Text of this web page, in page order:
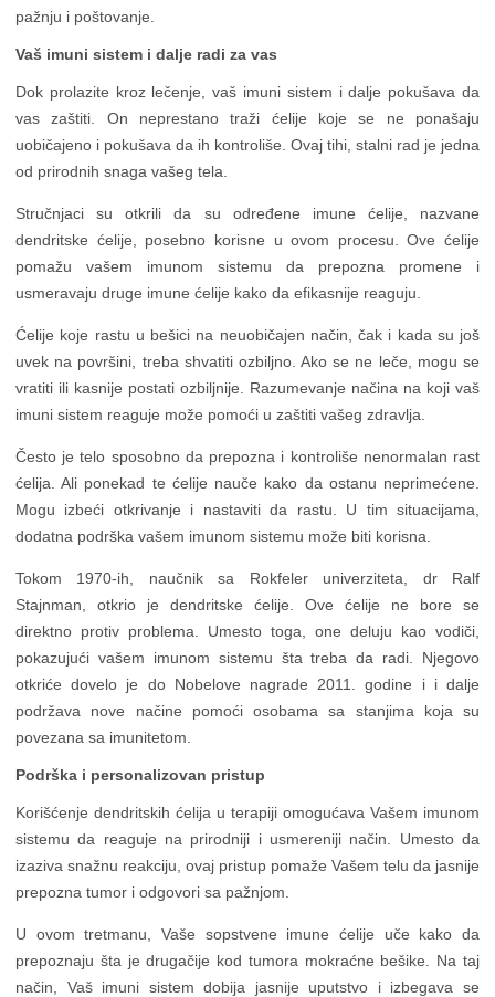
pažnju i poštovanje.
Vaš imuni sistem i dalje radi za vas
Dok prolazite kroz lečenje, vaš imuni sistem i dalje pokušava da
vas zaštiti. On neprestano traži ćelije koje se ne ponašaju
uobičajeno i pokušava da ih kontroliše. Ovaj tihi, stalni rad je jedna
od prirodnih snaga vašeg tela.
Stručnjaci su otkrili da su određene imune ćelije, nazvane
dendritske ćelije, posebno korisne u ovom procesu. Ove ćelije
pomažu vašem imunom sistemu da prepozna promene i
usmeravaju druge imune ćelije kako da efikasnije reaguju.
Ćelije koje rastu u bešici na neuobičajen način, čak i kada su još
uvek na površini, treba shvatiti ozbiljno. Ako se ne leče, mogu se
vratiti ili kasnije postati ozbiljnije. Razumevanje načina na koji vaš
imuni sistem reaguje može pomoći u zaštiti vašeg zdravlja.
Često je telo sposobno da prepozna i kontroliše nenormalan rast
ćelija. Ali ponekad te ćelije nauče kako da ostanu neprimećene.
Mogu izbeći otkrivanje i nastaviti da rastu. U tim situacijama,
dodatna podrška vašem imunom sistemu može biti korisna.
Tokom 1970-ih, naučnik sa Rokfeler univerziteta, dr Ralf
Stajnman, otkrio je dendritske ćelije. Ove ćelije ne bore se
direktno protiv problema. Umesto toga, one deluju kao vodiči,
pokazujući vašem imunom sistemu šta treba da radi. Njegovo
otkriće dovelo je do Nobelove nagrade 2011. godine i i dalje
podržava nove načine pomoći osobama sa stanjima koja su
povezana sa imunitetom.
Podrška i personalizovan pristup
Korišćenje dendritskih ćelija u terapiji omogućava Vašem imunom
sistemu da reaguje na prirodniji i usmereniji način. Umesto da
izaziva snažnu reakciju, ovaj pristup pomaže Vašem telu da jasnije
prepozna tumor i odgovori sa pažnjom.
U ovom tretmanu, Vaše sopstvene imune ćelije uče kako da
prepoznaju šta je drugačije kod tumora mokraćne bešike. Na taj
način, Vaš imuni sistem dobija jasnije uputstvo i izbegava se